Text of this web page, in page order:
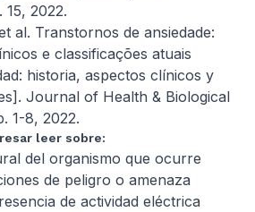
15, 2022.
al. Transtornos de ansiedade:
e classificações atuais
historia, aspectos clínicos y
Journal of Health & Biological
1-8, 2022.
leer sobre:
del organismo que ocurre
de peligro o amenaza
de actividad eléctrica